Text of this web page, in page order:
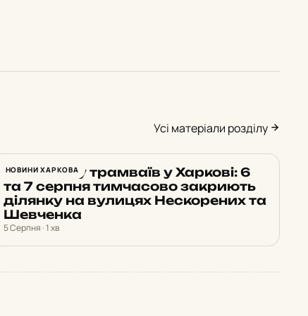
Усі матеріали розділу
НОВИНИ ХАРКОВА
Зміна руху трамваїв у Харкові: 6
та 7 серпня тимчасово закриють
ділянку на вулицях Нескорених та
Шевченка
5 Серпня · 1 хв